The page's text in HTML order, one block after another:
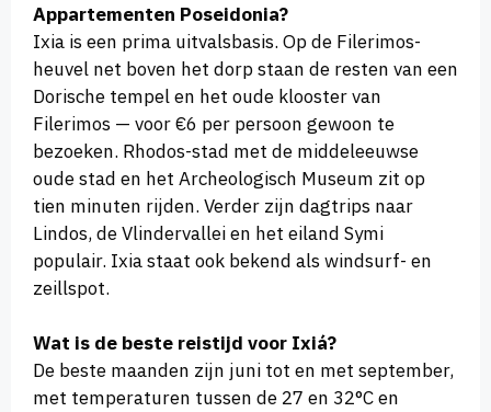
Appartementen Poseidonia?
Ixia is een prima uitvalsbasis. Op de Filerimos-
heuvel net boven het dorp staan de resten van een
Dorische tempel en het oude klooster van
Filerimos — voor €6 per persoon gewoon te
bezoeken. Rhodos-stad met de middeleeuwse
oude stad en het Archeologisch Museum zit op
tien minuten rijden. Verder zijn dagtrips naar
Lindos, de Vlindervallei en het eiland Symi
populair. Ixia staat ook bekend als windsurf- en
zeillspot.
Wat is de beste reistijd voor Ixiá?
De beste maanden zijn juni tot en met september,
met temperaturen tussen de 27 en 32°C en